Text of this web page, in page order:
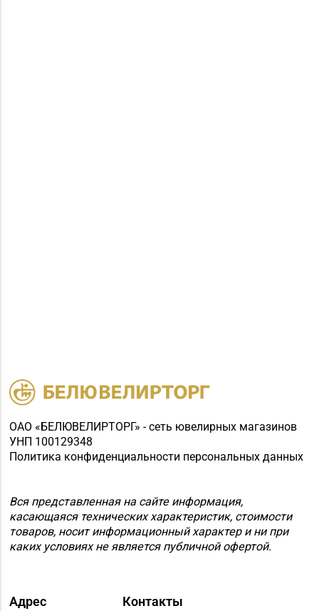
ОАО «БЕЛЮВЕЛИРТОРГ» - сеть ювелирных магазинов
УНП 100129348
Политика конфиденциальности персональных данных
Вся представленная на сайте информация,
касающаяся технических характеристик, стоимости
товаров, носит информационный характер и ни при
каких условиях не является публичной офертой.
Адрес Контакты